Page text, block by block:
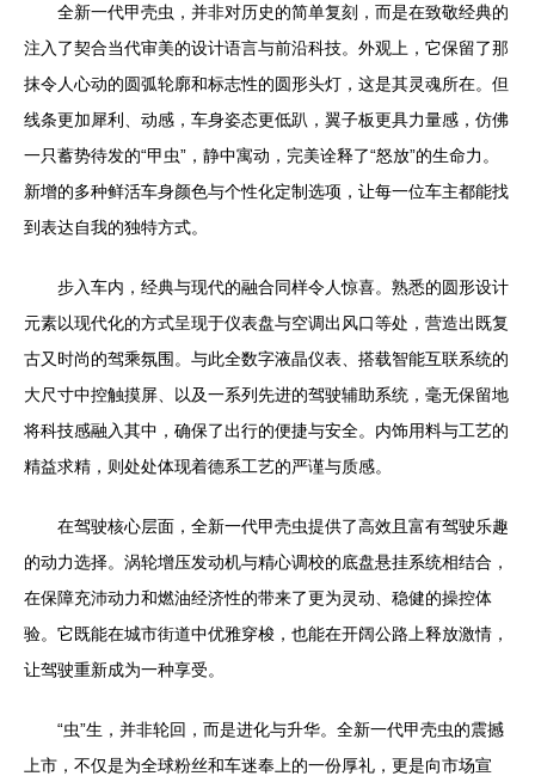
全新一代甲壳虫，并非对历史的简单复刻，而是在致敬经典的
注入了契合当代审美的设计语言与前沿科技。外观上，它保留了那
抹令人心动的圆弧轮廓和标志性的圆形头灯，这是其灵魂所在。但
线条更加犀利、动感，车身姿态更低趴，翼子板更具力量感，仿佛
一只蓄势待发的“甲虫”，静中寓动，完美诠释了“怒放”的生命力。
新增的多种鲜活车身颜色与个性化定制选项，让每一位车主都能找
到表达自我的独特方式。
步入车内，经典与现代的融合同样令人惊喜。熟悉的圆形设计
元素以现代化的方式呈现于仪表盘与空调出风口等处，营造出既复
古又时尚的驾乘氛围。与此全数字液晶仪表、搭载智能互联系统的
大尺寸中控触摸屏、以及一系列先进的驾驶辅助系统，毫无保留地
将科技感融入其中，确保了出行的便捷与安全。内饰用料与工艺的
精益求精，则处处体现着德系工艺的严谨与质感。
在驾驶核心层面，全新一代甲壳虫提供了高效且富有驾驶乐趣
的动力选择。涡轮增压发动机与精心调校的底盘悬挂系统相结合，
在保障充沛动力和燃油经济性的带来了更为灵动、稳健的操控体
验。它既能在城市街道中优雅穿梭，也能在开阔公路上释放激情，
让驾驶重新成为一种享受。
“虫”生，并非轮回，而是进化与升华。全新一代甲壳虫的震撼
上市，不仅是为全球粉丝和车迷奉上的一份厚礼，更是向市场宣